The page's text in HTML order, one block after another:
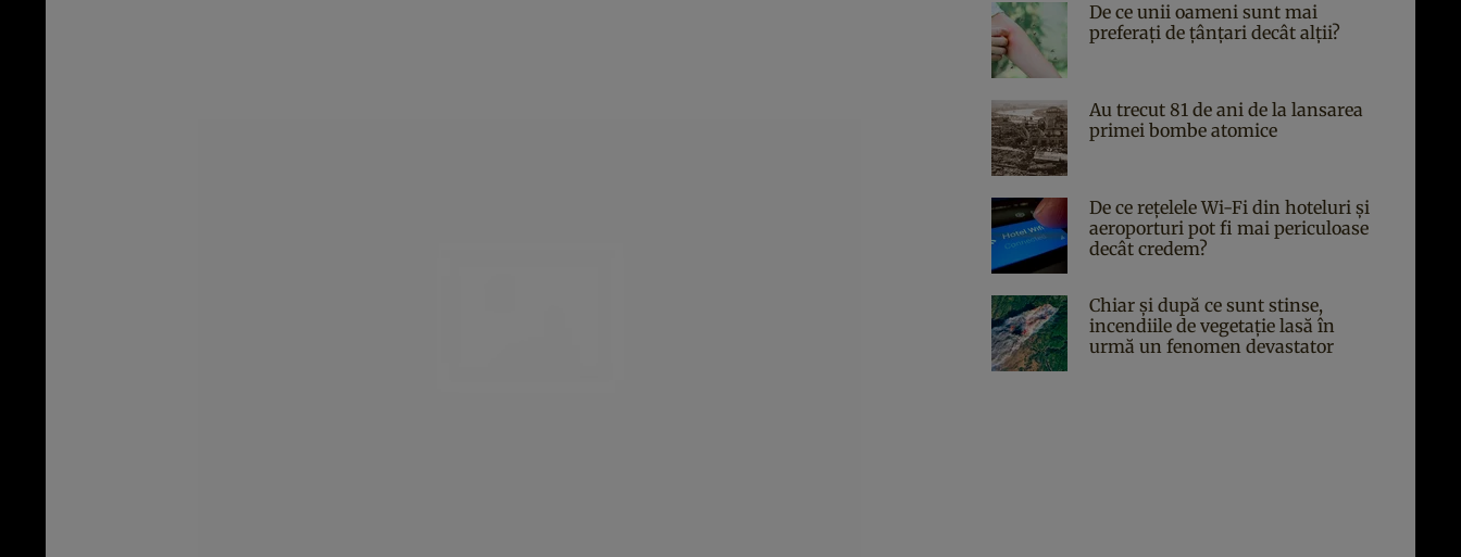
De ce unii oameni sunt mai
preferați de țânțari decât alții?
Au trecut 81 de ani de la lansarea
primei bombe atomice
De ce rețelele Wi-Fi din hoteluri și
aeroporturi pot fi mai periculoase
decât credem?
Chiar și după ce sunt stinse,
incendiile de vegetație lasă în
urmă un fenomen devastator